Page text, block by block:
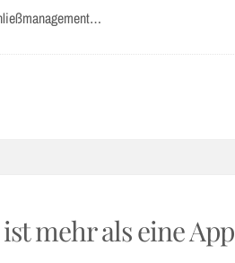
mehr als eine App